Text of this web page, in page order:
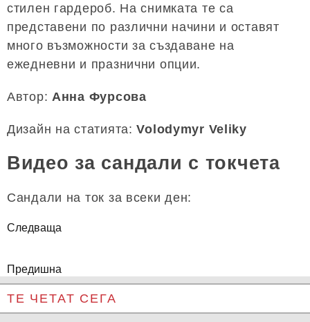
стилен гардероб. На снимката те са
представени по различни начини и оставят
много възможности за създаване на
ежедневни и празнични опции.
Автор: Анна Фурсова
Дизайн на статията:Volodymyr Veliky
Видео за сандали с токчета
Сандали на ток за всеки ден:
Следваща
Предишна
ТЕ ЧЕТАТ СЕГА